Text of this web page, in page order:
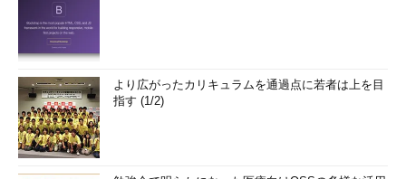
より広がったカリキュラムを通過点に若者は上を目
指す (1/2)